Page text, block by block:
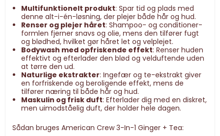
Multifunktionelt produkt: Spar tid og plads med
denne alt-i-én-løsning, der plejer både hår og hud.
Renser og plejer håret: Shampoo- og conditioner-
formlen fjerner snavs og olie, mens den tilfører fugt
og blødhed, hvilket gør håret let og velplejet.
Bodywash med opfriskende effekt: Renser huden
effektivt og efterlader den blød og velduftende uden
at tørre den ud.
Naturlige ekstrakter: Ingefær og te-ekstrakt giver
en forfriskende og beroligende effekt, mens de
tilfører næring til både hår og hud.
Maskulin og frisk duft: Efterlader dig med en diskret,
men uimodståelig duft, der holder hele dagen.
Sådan bruges American Crew 3-In-1 Ginger + Tea: